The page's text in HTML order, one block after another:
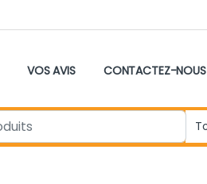
VOS AVIS CONTACTEZ-NOUS